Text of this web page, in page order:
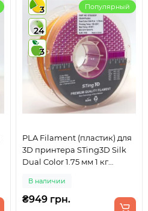
3
24
3
Популярный
PLA Filament (пластик) для
3D принтера STing3D Silk
Dual Color 1.75 мм 1 кг
Фиолетовый
В наличии
₴949 грн.